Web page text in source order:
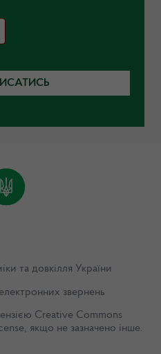
та довкілля України
звернень
Creative Commons
, якщо не зазначено інше.